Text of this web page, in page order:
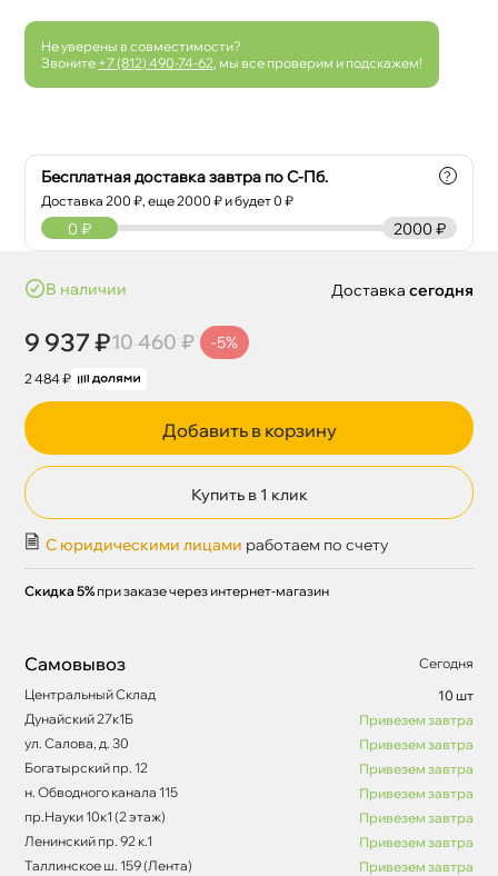
Не уверены в совместимости?
Звоните +7 (812) 490-74-62 , мы все проверим и подскажем!
Бесплатная доставка завтра по С-Пб.
Доставка200 ₽, еще2000 ₽ и будет 0 ₽
?
2000 ₽
0 ₽
наличии
9 937 ₽10 460 ₽ -5%
2 484 ₽
Доставка сегодня
Добавить в корзину
Купить в 1 клик
С юридическими лицами работаем по счету
Скидка 5% при заказе через интернет-магазин
Самовывоз
Сегодня
Центральный Склад
10 шт
Дунайский 27к1Б
Привезем завтра
ул. Салова, д. 30
Привезем завтра
Богатырский пр. 12
Привезем завтра
н. Обводного канала 115
Привезем завтра
пр.Науки 10к1 (2 этаж)
Привезем завтра
Ленинский пр. 92 к.1
Привезем завтра
Таллинское ш. 159 (Лента)
Привезем завтра